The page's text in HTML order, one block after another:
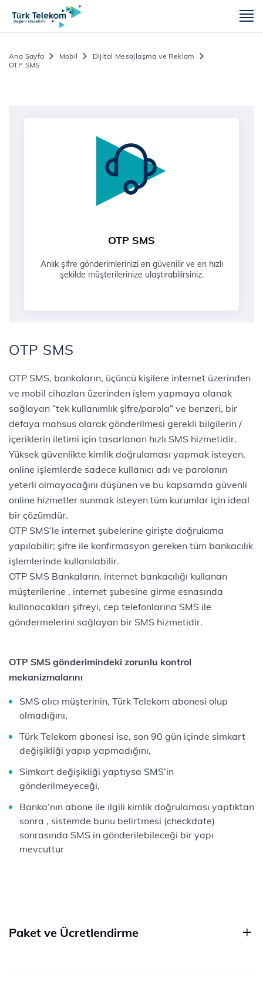
Ana Sayfa Mobil
Dijital Mesajlaşma ve Reklam
OTP SMS
OTP SMS
Anlık şifre gönderimlerinizi en güvenilir ve en hızlı
şekilde müşterilerinize ulaştırabilirsiniz.
OTP SMS
OTP SMS, bankaların, üçüncü kişilere internet üzerinden
ve mobil cihazları üzerinden işlem yapmaya olanak
sağlayan “tek kullanımlık şifre/parola” ve benzeri, bir
defaya mahsus olarak gönderilmesi gerekli bilgilerin /
içeriklerin iletimi için tasarlanan hızlı SMS hizmetidir.
Yüksek güvenlikte kimlik doğrulaması yapmak isteyen,
online işlemlerde sadece kullanıcı adı ve parolanın
yeterli olmayacağını düşünen ve bu kapsamda güvenli
online hizmetler sunmak isteyen tüm kurumlar için ideal
bir çözümdür.
OTP SMS’le internet şubelerine girişte doğrulama
yapılabilir; şifre ile konfirmasyon gereken tüm bankacılık
işlemlerinde kullanılabilir.
OTP SMS Bankaların, internet bankacılığı kullanan
müşterilerine , internet şubesine girme esnasında
kullanacakları şifreyi, cep telefonlarına SMS ile
göndermelerini sağlayan bir SMS hizmetidir.
OTP SMS gönderimindeki zorunlu kontrol
mekanizmalarını
SMS alıcı müşterinin, Türk Telekom abonesi olup
olmadığını,
Türk Telekom abonesi ise, son 90 gün içinde simkart
değişikliği yapıp yapmadığını,
Simkart değişikliği yaptıysa SMS’in
gönderilmeyeceği,
Banka’nın abone ile ilgili kimlik doğrulaması yaptıktan
sonra , sistemde bunu belirtmesi (checkdate)
sonrasında SMS in gönderilebileceği bir yapı
mevcuttur
Paket ve Ücretlendirme